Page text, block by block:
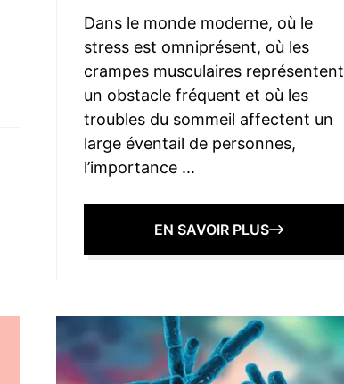
Dans le monde moderne, où le
stress est omniprésent, où les
crampes musculaires représentent
un obstacle fréquent et où les
troubles du sommeil affectent un
large éventail de personnes,
l’importance ...
EN SAVOIR PLUS